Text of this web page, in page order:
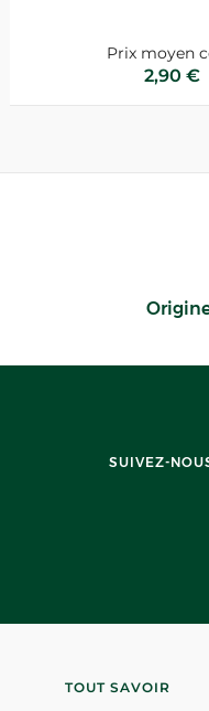
Prix moyen
2,90 €
SUIVEZ-
TOUT SAVOIR